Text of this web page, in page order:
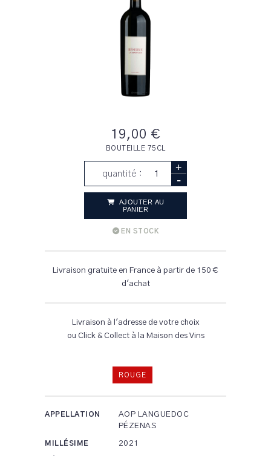
19,00 €
BOUTEILLE 75CL
quantité : +
-
AJOUTER AU
PANIER
EN STOCK
Livraison gratuite en France à partir de 150 €
d'achat
Livraison à l'adresse de votre choix
ou Click & Collect à la Maison des Vins
ROUGE
APPELLATION
AOP LANGUEDOC
PÉZENAS
MILLÉSIME 2021